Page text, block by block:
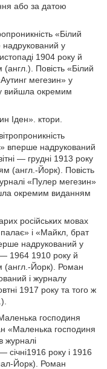
або за датою
«Білий
у
1904 року й
Повість «Білий
мегезин» у
вийшла окремим
Іден». ктори.
вперше надрукований
— грудні 1913 року
(англ.-Йорк). Повість
«Пулер мегезин»
окремим виданням
російських мовах
і «Майкл, брат
надрукований у
1964 1910 року й
(англ.-Йорк). Роман
і журналу
1917 року та того ж
господиня
«Маленька господиня
журналі
січні1916 року і 1916
Йорк). Роман